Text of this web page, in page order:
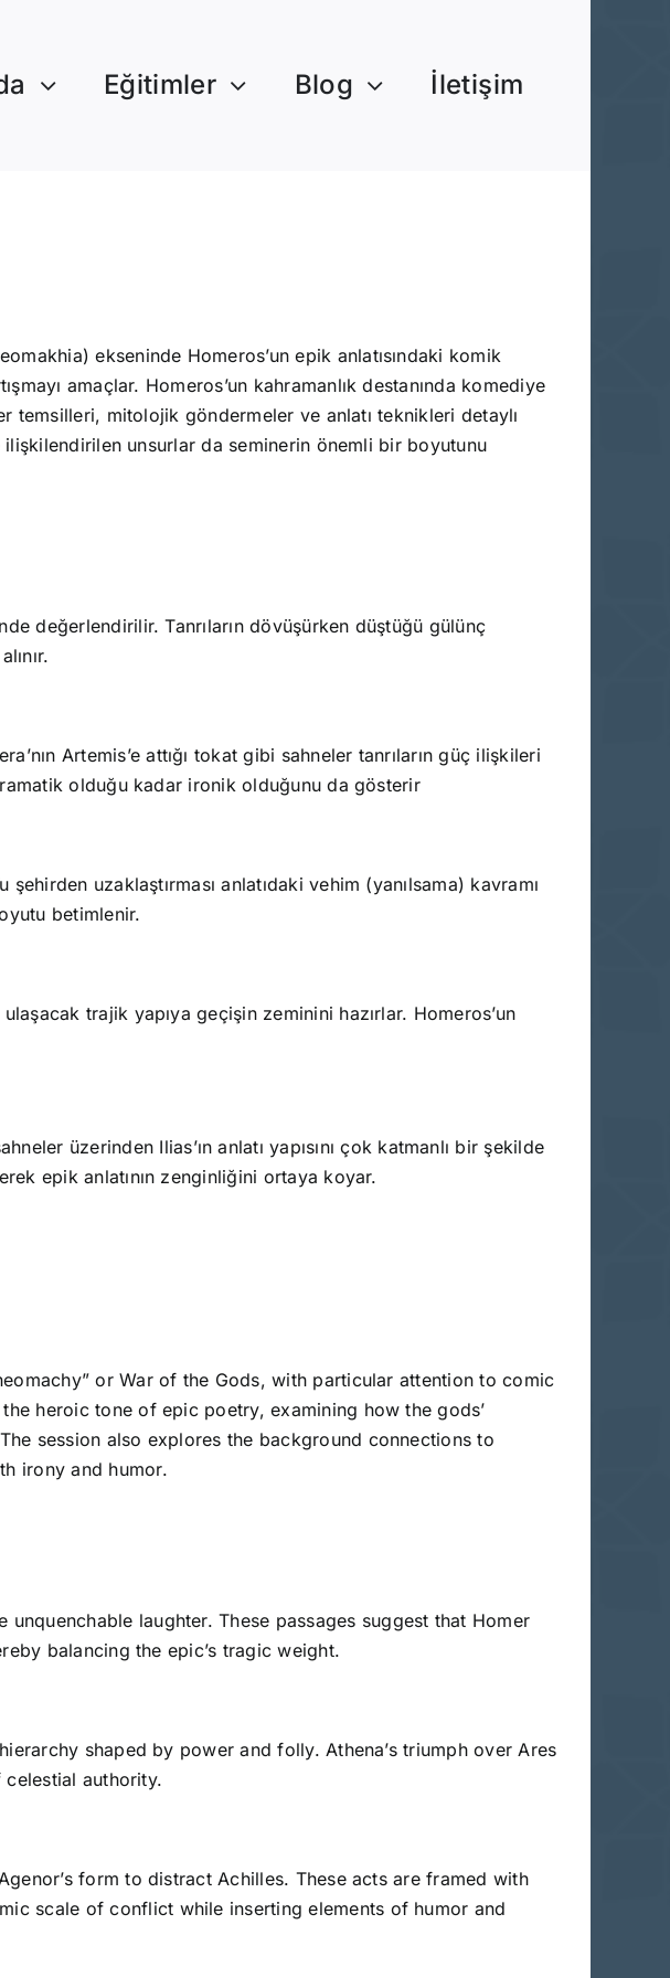
Eğitimler Blog İletişim
ekseninde Homeros’un epik anlatısındaki komik
amaçlar. Homeros’un kahramanlık destanında komediye
temsilleri, mitolojik göndermeler ve anlatı teknikleri detaylı
ilişkilendirilen unsurlar da seminerin önemli bir boyutunu
değerlendirilir. Tanrıların dövüşürken düştüğü gülünç
Artemis’e attığı tokat gibi sahneler tanrıların güç ilişkileri
olduğu kadar ironik olduğunu da gösterir
uzaklaştırması anlatıdaki vehim (yanılsama) kavramı
betimlenir.
trajik yapıya geçişin zeminini hazırlar. Homeros’un
üzerinden Ilias’ın anlatı yapısını çok katmanlı bir şekilde
epik anlatının zenginliğini ortaya koyar.
or War of the Gods, with particular attention to comic
heroic tone of epic poetry, examining how the gods’
session also explores the background connections to
irony and humor.
laughter. These passages suggest that Homer
balancing the epic’s tragic weight.
shaped by power and folly. Athena’s triumph over Ares
authority.
form to distract Achilles. These acts are framed with
scale of conflict while inserting elements of humor and